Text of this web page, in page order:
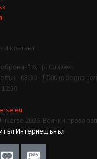
и контакт
6, гр. Сливен
- 08:30 - 17:00 (обедна
2026. Всички права
Интернешънъл.